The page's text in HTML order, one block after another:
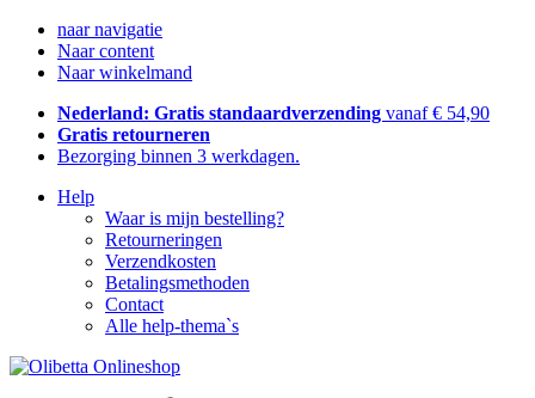
naar navigatie
Naar content
Naar winkelmand
Nederland: Gratis standaardverzending vanaf € 54,90
Gratis retourneren
Bezorging binnen 3 werkdagen.
Help
Waar is mijn bestelling?
Retourneringen
Verzendkosten
Betalingsmethoden
Contact
Alle help-thema`s